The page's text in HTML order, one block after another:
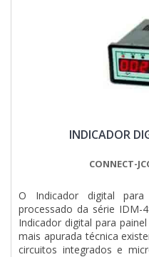
INDICADOR
CONNECT-
O Indicador digital
processado da série IDM-
Indicador digital para
mais apurada técnica
circuitos integrados e